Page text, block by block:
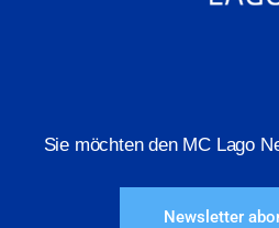
Sie möchten den MC Lago
Newsletter